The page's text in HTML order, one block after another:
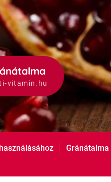
vitamin.hu
Gránátalma